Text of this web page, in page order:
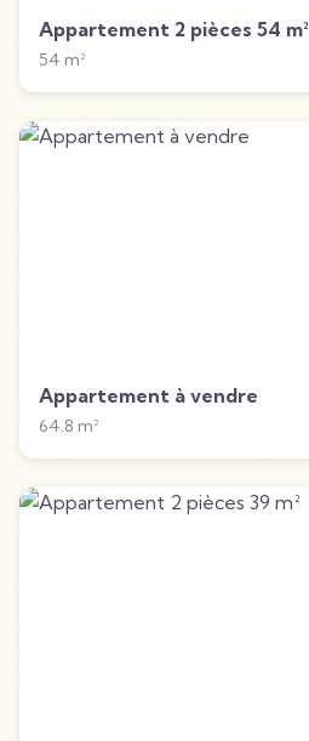
Appartement 2 pièces 54 m²
54 m²
Appartement à vendre
64.8 m²